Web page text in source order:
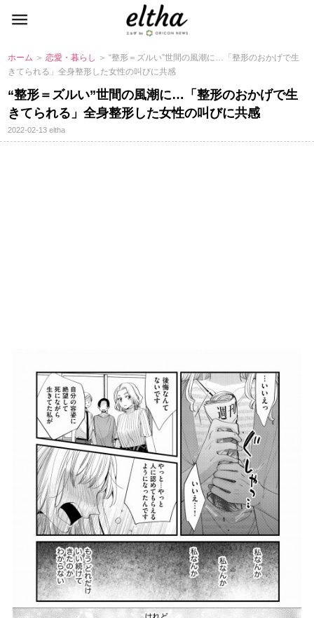
ホーム ＞恋愛・暮らし ＞ “整形＝ズルい”世間の風潮に…「整形のおかげで生
きてられる」全身整形した女性の叫びに共感
“整形＝ズルい”世間の風潮に…「整形のおかげで生
きてられる」全身整形した女性の叫びに共感
2022-02-13eltha